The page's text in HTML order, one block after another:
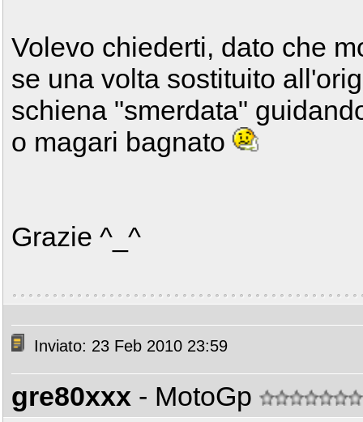
Volevo chiederti, dato che
se una volta sostituito
schiena "smerdata"
o magari bagnato
Grazie ^_^
Inviato: 23 Feb 2010 23:59
gre80xxx - MotoGp